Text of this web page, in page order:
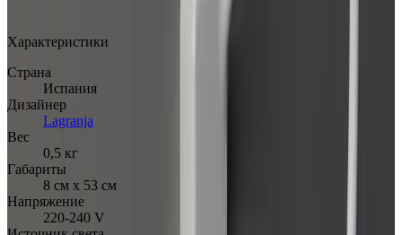
Добавлено: 01.07.2019
Характеристики
Страна
Испания
Дизайнер
Lagranja
Вес
0,5 кг
Габариты
8 см х 53 см
Напряжение
220-240 V